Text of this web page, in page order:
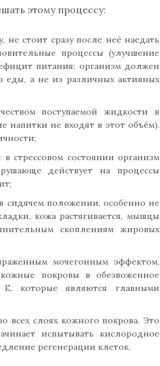
этому процессу:
стоит сразу после неё наедать
процессы (улучшение
питания: организм должен
а не из различных активных
поступаемой жидкости в
напитки не входят в этот объём).
стрессовом состоянии организм
действует на процессы
сидячем положении, особенно не
кожа растягивается, мышцы
скоплениям жировых
мочегонным эффектом,
покровы в обезвоженное
которые являются главными
всех слоях кожного покрова. Это
испытывать кислородное
регенерации клеток.